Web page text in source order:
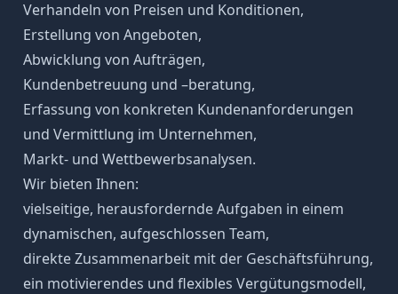
Verhandeln von Preisen und Konditionen,
Erstellung von Angeboten,
Abwicklung von Aufträgen,
Kundenbetreuung und –beratung,
Erfassung von konkreten Kundenanforderungen
und Vermittlung im Unternehmen,
Markt- und Wettbewerbsanalysen.
Wir bieten Ihnen:
vielseitige, herausfordernde Aufgaben in einem
dynamischen, aufgeschlossen Team,
direkte Zusammenarbeit mit der Geschäftsführung,
ein motivierendes und flexibles Vergütungsmodell,